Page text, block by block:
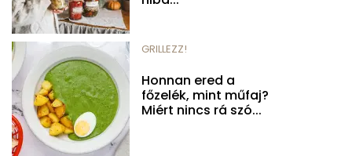
GRILLEZZ!
Honnan ered a
főzelék, mint műfaj?
Miért nincs rá szó...